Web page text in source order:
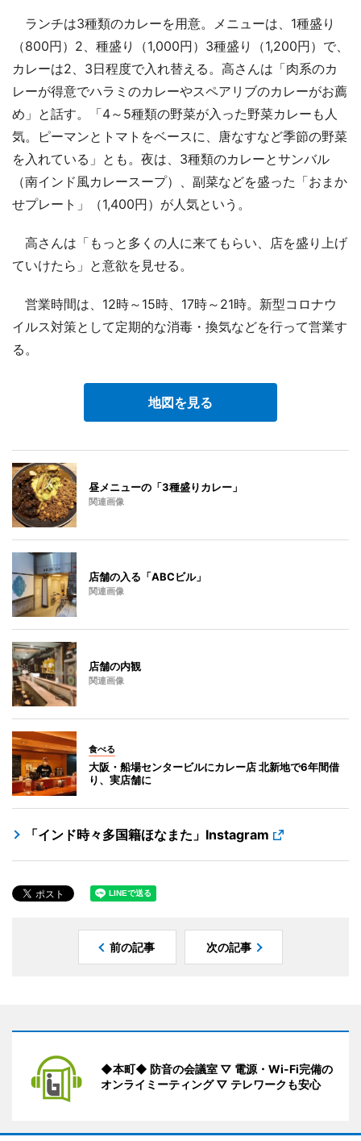
ランチは3種類のカレーを用意。メニューは、1種盛り
（800円）2、種盛り（1,000円）3種盛り（1,200円）で、
カレーは2、3日程度で入れ替える。高さんは「肉系のカ
レーが得意でハラミのカレーやスペアリブのカレーがお薦
め」と話す。「4～5種類の野菜が入った野菜カレーも人
気。ピーマンとトマトをベースに、唐なすなど季節の野菜
を入れている」とも。夜は、3種類のカレーとサンバル
（南インド風カレースープ）、副菜などを盛った「おまか
せプレート」（1,400円）が人気という。
高さんは「もっと多くの人に来てもらい、店を盛り上げ
ていけたら」と意欲を見せる。
営業時間は、12時～15時、17時～21時。新型コロナウ
イルス対策として定期的な消毒・換気などを行って営業す
る。
地図を見る
昼メニューの「3種盛りカレー」
関連画像
店舗の入る「ABCビル」
関連画像
店舗の内観
関連画像
食べる
大阪・船場センタービルにカレー店 北新地で6年間借
り、実店舗に
「インド時々多国籍ほなまた」Instagram
前の記事 次の記事
◆本町◆ 防音の会議室 ▽ 電源・Wi-Fi完備の
オンライミーティング ▽ テレワークも安心